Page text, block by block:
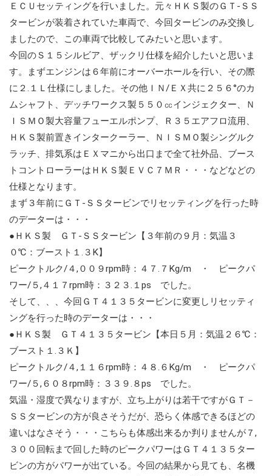
ＥＣＵセッティングを行いました。元々ＨＫＳ製のＧＴ-ＳＳ
タービンが装着されていた車両で、今回タービンのみ交換し
ましたので、この車両で比較してみたいと思います。
今回のＳ１５シルビア、ザックリ仕様を紹介したいと思いま
す。まずエンジンは６年前にオーバーホールを行い、その際
に２.１Ｌ仕様にしました。その他ＩＮ/ＥＸ共に２５６°のカ
ムシャフト、デッチワークス製５５０㏄インジェクター、Ｎ
ＩＳＭＯ製大容量フューエルポンプ、Ｒ３５エアフロ流用、
ＨＫＳ製前置きインタークーラー、ＮＩＳＭＯ製シングルク
ラッチ、排気系はＥＸマニから出口まで全て社外品、ブース
トコントローラーはＨＫＳ製ＥＶＣ７ＭＲ・・・などなどの
仕様となります。
まず３年前にＧＴ-ＳＳタービンでリセッティングを行った時
のデーターは・・・
●ＨＫＳ製 ＧＴ-ＳＳタービン【３年前の９月：気温３
０℃：ブースト１.３K】
ピークトルク/４,００９rpm時：４７.７Kg/m ・ ピークパ
ワー/５,４１７rpm時：３２３.１ps でした。
そして、、、今回ＧＴ４１３５タービンに変更しリセッティ
ングを行った時のデーターは・・・
●ＨＫＳ製 ＧＴ４１３５タービン【本日５月：気温２６℃：
ブースト１.３Ｋ】
ピークトルク/４,１１６rpm時：４８.６Kg/m ・ ピークパ
ワー/５,６０８rpm時：３３９.８ps でした。
気温・湿度で異なりますが、立ち上がりは若干ですがＧＴ－
ＳＳタービンの方が良さそうだが、恐らく体感できるほどの
違いはなさそう・・・こちらも体感出来るか判りませんが７,
３００回転まで回した時のピークパワーはＧＴ４１３５ター
ビンの方がパワーが出ている。今回の結果から見ても、名機